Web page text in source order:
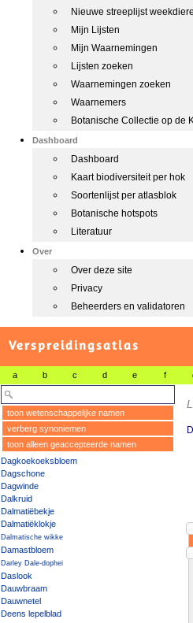
Nieuwe streeplijst
Mijn Lijsten
Mijn Waarnemingen
Lijsten zoeken
Waarnemingen zoeken
Waarnemers
Botanische Collectie op de
Dashboard
Dashboard
Kaart biodiversiteit per hok
Soortenlijst per atlasblok
Botanische hotspots
Literatuur
Over
Over deze site
Privacy
Beheerders en validatoren
Verspreidingsatlas
a b c d e f
toon wetenschappelijke namen
verberg synoniemen
toon alleen geaccepteerde namen
Dagkoekoeksbloem
Dagschone
Dagwinde
Dalkruid
Dalmatiëbekje
Dalmatiëklokje
Dalmatische wikke
Damastbloem
Darley Dale-dophei
Daslook
Dauwbraam
Dauwnetel
Deens lepelblad